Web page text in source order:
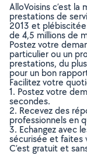
AlloVoisins c’est
prestations de
2013 et
de 4,5 millions de
Postez votre
particulier ou un
prestations, du
pour un bon
Facilitez votre
1. Postez votre
secondes.
2. Recevez des
professionnels en
3. Echangez avec
sécurisée et faites
C’est gratuit et